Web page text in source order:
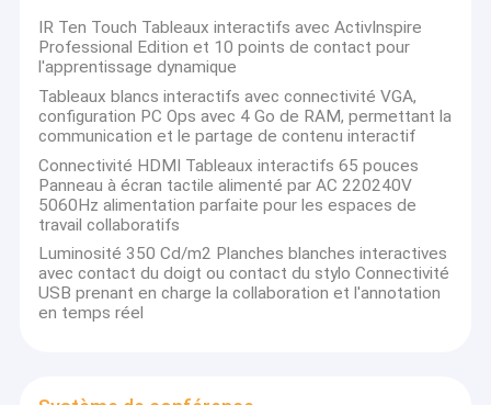
IR Ten Touch Tableaux interactifs avec ActivInspire
Professional Edition et 10 points de contact pour
l'apprentissage dynamique
Tableaux blancs interactifs avec connectivité VGA,
configuration PC Ops avec 4 Go de RAM, permettant la
communication et le partage de contenu interactif
Connectivité HDMI Tableaux interactifs 65 pouces
Panneau à écran tactile alimenté par AC 220240V
5060Hz alimentation parfaite pour les espaces de
travail collaboratifs
Luminosité 350 Cd/m2 Planches blanches interactives
avec contact du doigt ou contact du stylo Connectivité
USB prenant en charge la collaboration et l'annotation
en temps réel